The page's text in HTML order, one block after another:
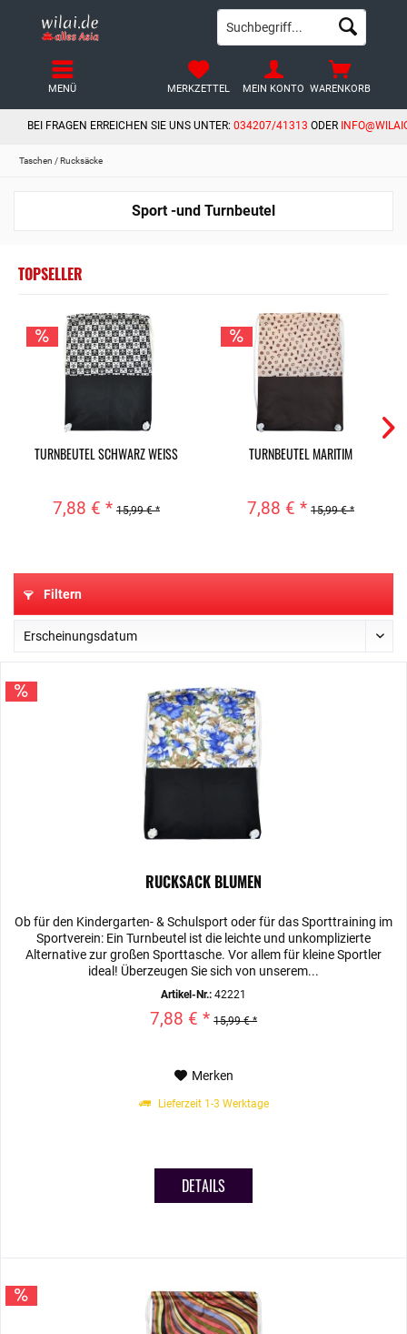
BEI FRAGEN ERREICHEN SIE UNS UNTER: 034207/41313 ODER
WARENKORB
MERKZETTEL MEIN KONTO
MENÜ
Taschen / Rucksäcke
Sport -und Turnbeutel
TOPSELLER
TURNBEUTEL SCHWARZ WEISS
7,88 € * 15,99 € *
TURNBEUTEL MARITIM
7,88 € * 15,99 € *
Filtern
RUCKSACK BLUMEN
Ob für den Kindergarten- & Schulsport oder für das Sporttraining im
Sportverein: Ein Turnbeutel ist die leichte und unkomplizierte
Alternative zur großen Sporttasche. Vor allem für kleine Sportler
ideal! Überzeugen Sie sich von unserem...
Artikel-Nr.: 42221
7,88 € * 15,99 € *
Merken
Lieferzeit 1-3 Werktage
DETAILS